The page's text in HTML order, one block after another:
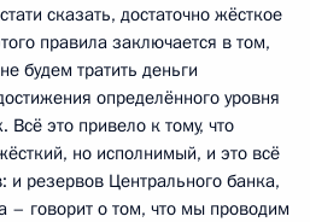
сказать, достаточно жёсткое
правила заключается в том,
будем тратить деньги
определённого уровня
Всё это привело к тому, что
но исполнимый, и это всё
и резервов Центрального банка,
– говорит о том, что мы проводим